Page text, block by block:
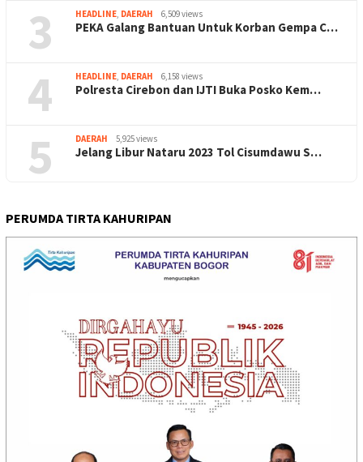
3 HEADLINE, DAERAH 6,509 views
PEKA Galang Bantuan Untuk Korban Gempa C…
4 HEADLINE, DAERAH 6,158 views
Polresta Cirebon dan IJTI Buka Posko Kem…
5 DAERAH 5,925 views
Jelang Libur Nataru 2023 Tol Cisumdawu S…
PERUMDA TIRTA KAHURIPAN